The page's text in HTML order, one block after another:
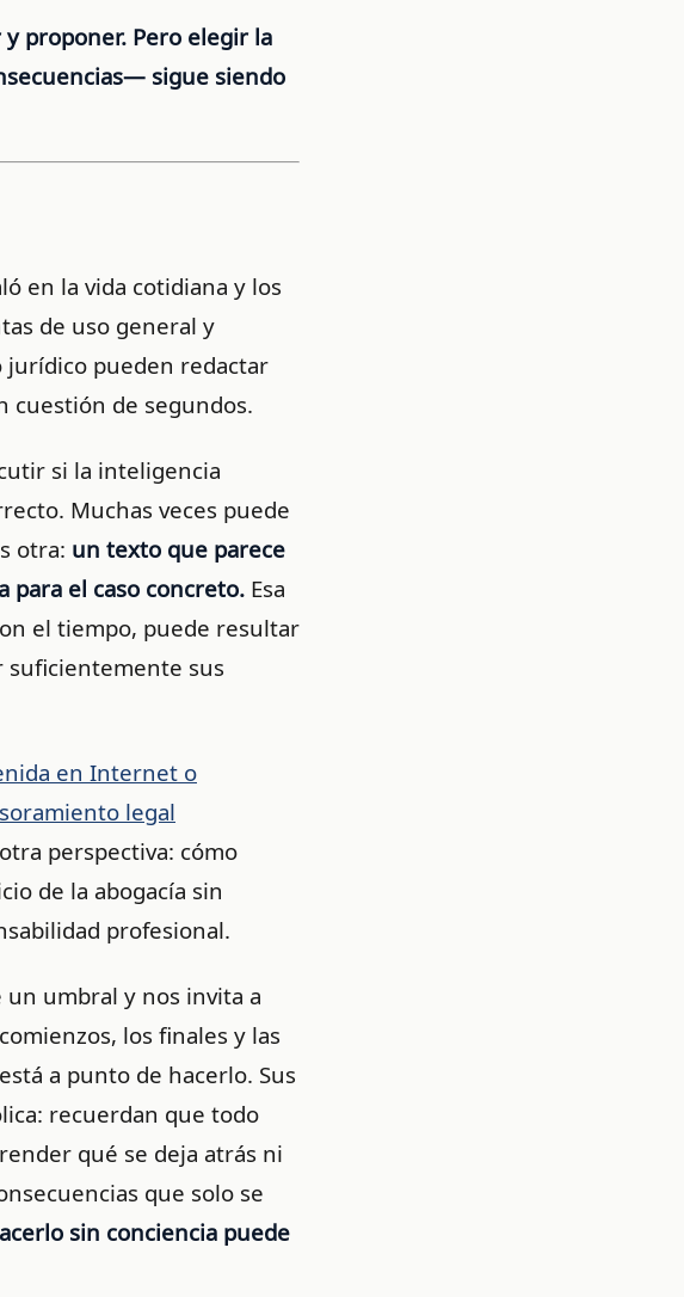
proponer. Pero elegir la
sigue siendo
en la vida cotidiana y los
de uso general y
jurídico pueden redactar
cuestión de segundos.
si la inteligencia
Muchas veces puede
otra: un texto que parece
para el caso concreto. Esa
el tiempo, puede resultar
sus
en Internet o
legal
perspectiva: cómo
de la abogacía sin
profesional.
un umbral y nos invita a
los finales y las
a punto de hacerlo. Sus
recuerdan que todo
qué se deja atrás ni
que solo se
sin conciencia puede